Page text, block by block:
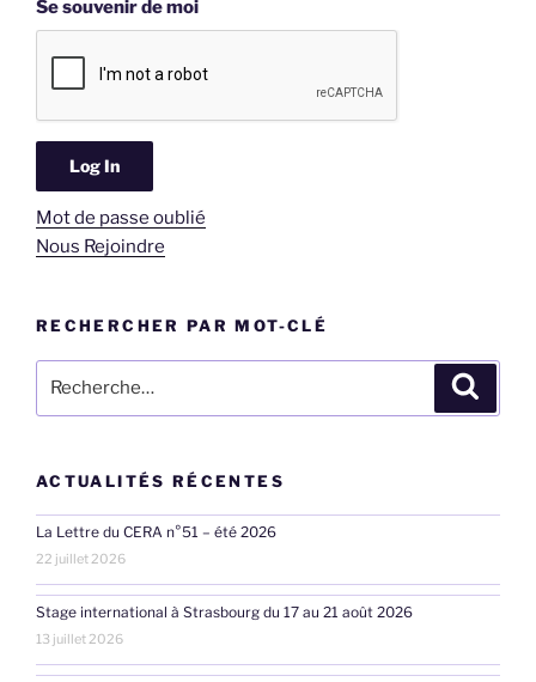
Se souvenir de moi
Mot de passe oublié
Nous Rejoindre
RECHERCHER PAR MOT-CLÉ
pour
ACTUALITÉS RÉCENTES
La Lettre du CERA n°51 – été 2026
22 juillet 2026
Stage international à Strasbourg du 17 au 21 août 2026
13 juillet 2026